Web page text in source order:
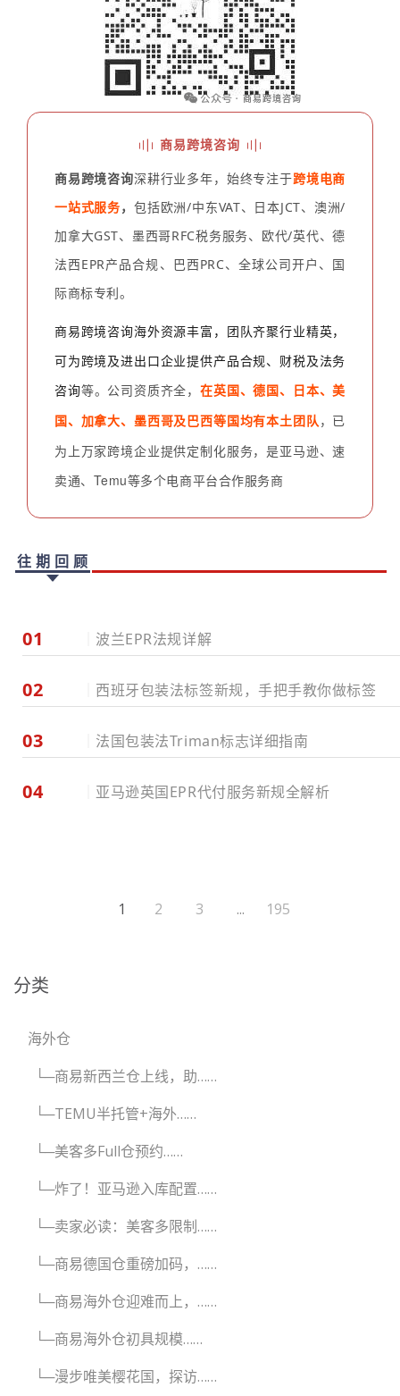
商易跨境咨询
商易跨境咨询深耕行业多年，始终专注于跨境电商
一站式服务， 包括欧洲/中东VAT、日本JCT、澳洲/
加拿大GST、墨西哥RFC税务服务、欧代/英代、德
法西EPR产品合规、巴西PRC、全球公司开户、国
际商标专利。
商易跨境咨询海外资源丰富，团队齐聚行业精英，
可为跨境及进出口企业提供产品合规、财税及法务
咨询等。 公司资质齐全，在英国、德国、日本、美
国、加拿大、墨西哥及巴西等国均有本土团队 ，已
为上万家跨境企业提供定制化服务，是亚马逊、速
卖通、Temu等多个电商平台合作服务商
往期回顾
01 波兰EPR法规详解
02 西班牙包装法标签新规，手把手教你做标签
03 法国包装法Triman标志详细指南
04 亚马逊英国EPR代付服务新规全解析
1 2 3 ... 195
分类
海外仓
└─商易新西兰仓上线，助……
└─TEMU半托管+海外……
└─美客多Full仓预约……
└─炸了！亚马逊入库配置……
└─卖家必读：美客多限制……
└─商易德国仓重磅加码，……
└─商易海外仓迎难而上，……
└─商易海外仓初具规模……
└─漫步唯美樱花国，探访……